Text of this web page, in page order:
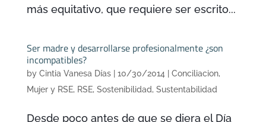
más equitativo, que requiere ser escrito...
Ser madre y desarrollarse profesionalmente ¿son
incompatibles?
by Cintia Vanesa Días| 10/30/2014 Conciliacion,
Mujer y RSE, RSE, Sostenibilidad, Sustentabilidad
Desde poco antes de que se diera el Día